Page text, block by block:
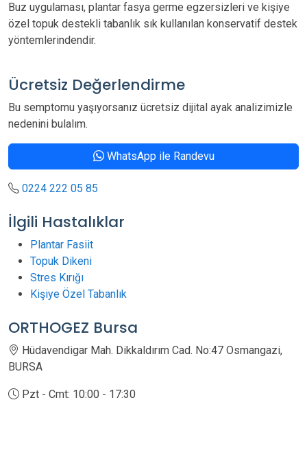
Buz uygulaması, plantar fasya germe egzersizleri ve kişiye
özel topuk destekli tabanlık sık kullanılan konservatif destek
yöntemlerindendir.
Ücretsiz Değerlendirme
Bu semptomu yaşıyorsanız ücretsiz dijital ayak analizimizle
nedenini bulalım.
WhatsApp ile Randevu
0224 222 05 85
İlgili Hastalıklar
Plantar Fasiit
Topuk Dikeni
Stres Kırığı
Kişiye Özel Tabanlık
ORTHOGEZ Bursa
Hüdavendigar Mah. Dikkaldırım Cad. No:47 Osmangazi,
BURSA
Pzt - Cmt: 10:00 - 17:30